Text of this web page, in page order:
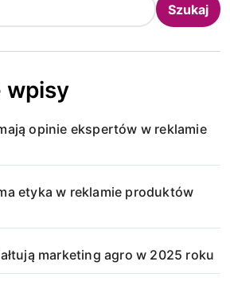
Szukaj
wpisy
opinie ekspertów w reklamie
etyka w reklamie produktów
marketing agro w 2025 roku